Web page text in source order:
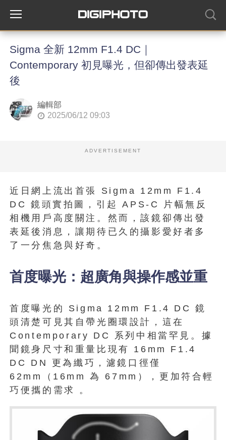
Sigma 全新 12mm F1.4 DC｜
Contemporary 初見曝光，但卻傳出發表延
後
編輯部
2025/06/12 09:03
ADVERTISEMENT
近日網上流出首張 Sigma 12mm F1.4
DC 鏡頭實拍圖，引起 APS‑C 片幅無反
相機用戶高度關注。然而，該鏡卻傳出發
表延後消息，讓期待已久的攝影愛好者多
了一分焦急與好奇。
首度曝光：超廣角與操作感並重
首度曝光的 Sigma 12mm F1.4 DC 鏡
頭清楚可見其自帶光圈環設計，這在
Contemporary DC 系列中相當罕見。據
聞鏡身尺寸和重量比現有 16mm F1.4
DC DN 更為纖巧，濾鏡口徑僅
62mm（16mm 為 67mm），更加符合輕
巧便攜的需求 。